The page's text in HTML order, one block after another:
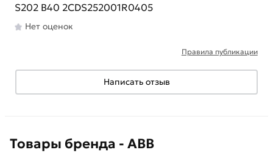
S202 B40 2CDS252001R0405
Нет оценок
Правила публикации
Написать отзыв
Товары бренда - ABB